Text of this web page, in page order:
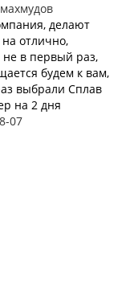
делают
отлично,
в первый раз,
будем к вам,
выбрали Сплав
на 2 дня
07